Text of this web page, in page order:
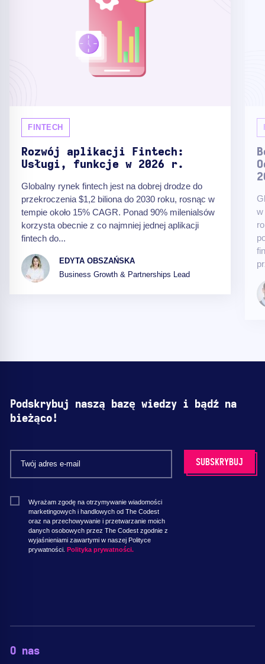
FINTECH
Rozwój aplikacji Fintech:
Usługi, funkcje w 2026 r.
Globalny rynek fintech jest na dobrej drodze do
przekroczenia $1,2 biliona do 2030 roku, rosnąc w
tempie około 15% CAGR. Ponad 90% milenialsów
korzysta obecnie z co najmniej jednej aplikacji
fintech do...
EDYTA OBSZAŃSKA
Business Growth & Partnerships Lead
w
Podskrybuj naszą bazę wiedzy i bądź na
bieżąco!
Wyrażam zgodę na otrzymywanie wiadomości
marketingowych i handlowych od The Codest
oraz na przechowywanie i przetwarzanie moich
danych osobowych przez The Codest zgodnie z
wyjaśnieniami zawartymi w naszej Polityce
prywatności. Polityka prywatności.
O nas